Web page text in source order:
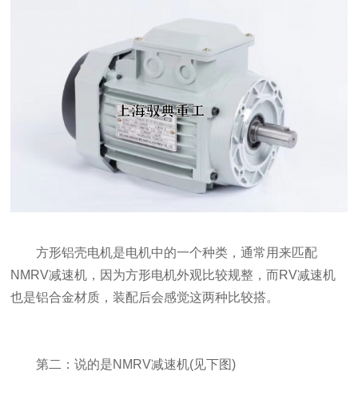
方形铝壳电机是电机中的一个种类，通常用来匹配
NMRV减速机，因为方形电机外观比较规整，而RV减速机
也是铝合金材质，装配后会感觉这两种比较搭。
第二：说的是NMRV减速机(见下图)